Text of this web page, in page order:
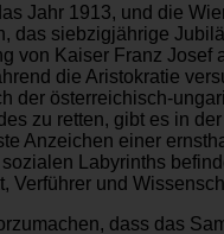
Jahr 1913, und die
das siebzigjährige
von Kaiser Franz Josef
die Aristokratie
der österreichisch-
zu retten, gibt es in
Anzeichen einer
sozialen Labyrinths
Verführer und
dass das